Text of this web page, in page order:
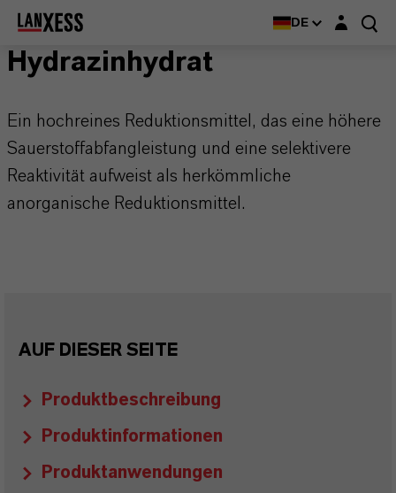
DE Login-Maske
Hydrazinhydrat
Ein hochreines Reduktionsmittel, das eine höhere
Sauerstoffabfangleistung und eine selektivere
Reaktivität aufweist als herkömmliche
anorganische Reduktionsmittel.
AUF DIESER SEITE
Produktbeschreibung
Produktinformationen
Produktanwendungen